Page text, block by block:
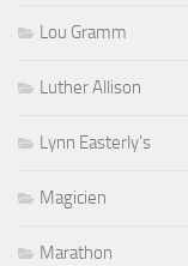
Lou Gramm
Luther Allison
Lynn Easterly's
Magicien
Marathon